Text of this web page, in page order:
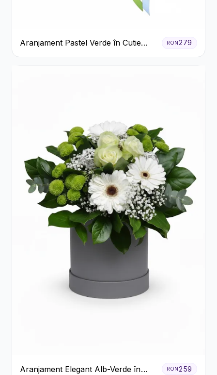
Aranjament Pastel Verde în Cutie
Galben Pal
RON279
Aranjament Elegant Alb-Verde în
RON259